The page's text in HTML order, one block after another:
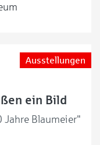
Ausstellungen
ein Bild
Jahre Blaumeier"